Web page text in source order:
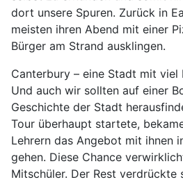
dort unsere Spuren. Zurück in
meisten ihren Abend mit einer
Bürger am Strand ausklingen.
Canterbury – eine Stadt mit viel
Und auch wir sollten auf einer
Geschichte der Stadt
Tour überhaupt startete,
Lehrern das Angebot mit ihnen
gehen. Diese Chance
Mitschüler. Der Rest verdrückte